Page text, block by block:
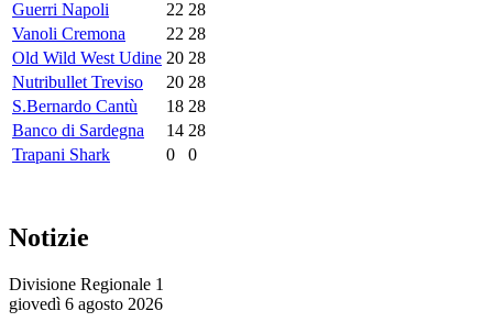
Guerri Napoli 22 28
Vanoli Cremona
22 28
Old Wild West Udine 20 28
Nutribullet Treviso
20 28
S.Bernardo Cantù
18 28
Banco di Sardegna
14 28
Trapani Shark
0 0
Notizie
Divisione Regionale 1
giovedì 6 agosto 2026